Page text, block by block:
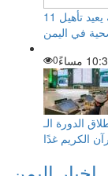
أخبار من السعودية.. مركز الملك سلمان للإغاثة يعيد تأهيل 11
في اليمن
0
الدورة الـ